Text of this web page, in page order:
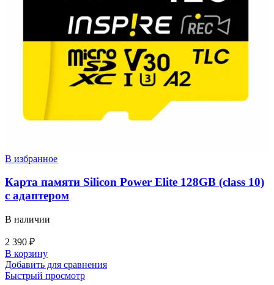
В избранное
Карта памяти Silicon Power Elite 128GB (class 10)
с адаптером
В наличии
2 390 ₽
В корзину
Добавить для сравнения
Быстрый просмотр